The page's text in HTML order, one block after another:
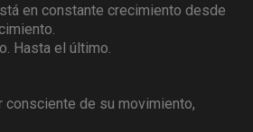
en constante crecimiento desde
Hasta el último.
consciente de su movimiento,